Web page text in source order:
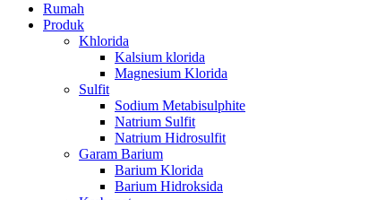
Rumah
Produk
Khlorida
Kalsium klorida
Magnesium Klorida
Sulfit
Sodium Metabisulphite
Natrium Sulfit
Natrium Hidrosulfit
Garam Barium
Barium Klorida
Barium Hidroksida